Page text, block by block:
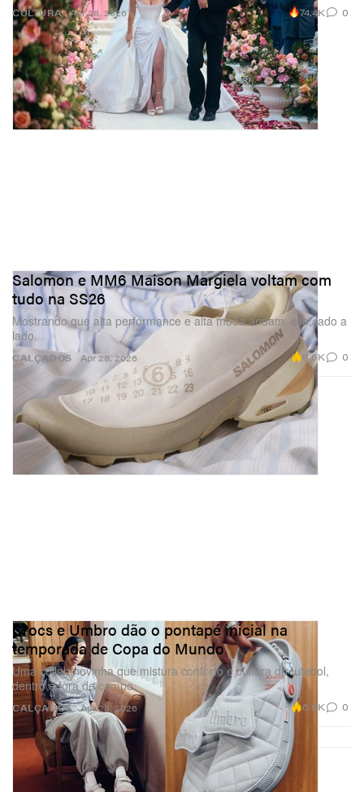
CULTURA Apr 28, 2026 74.4K 0
CALÇADOS
Salomon e MM6 Maison Margiela voltam com
tudo na SS26
Mostrando que alta performance e alta moda andam, sim, lado a
lado.
Apr 28, 2026 6.6K 0
CALÇADOS
Crocs e Umbro dão o pontapé inicial na
temporada de Copa do Mundo
Uma collab novinha que mistura conforto e cultura do futebol,
dentro e fora de campo.
Apr 28, 2026 6.6K 0